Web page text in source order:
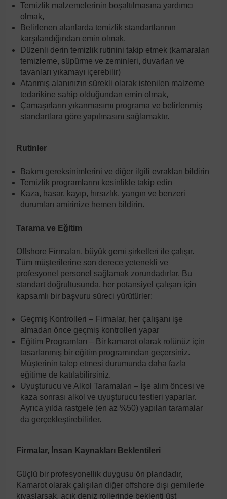
Temizlik malzemelerinin boşaltılmasına yardımcı
olmak,
Belirlenen alanlarda temizlik standartlarının
karşılandığından emin olmak.
Düzenli derin temizlik rutinini takip etmek (kamaraları
temizleme, süpürme ve zeminleri, duvarları ve
tavanları yıkamayı içerebilir)
Atanmış alanınızın sürekli olarak istenilen malzeme
tedarikine sahip olduğundan emin olmak,
Çamaşırların yıkanmasımı programa ve belirlenmiş
standartlara göre yapılmasını sağlamaktır.
Rutinler
Bakım gereksinimlerini ve diğer ilgili evrakları bildirin
Temizlik programlarını kesinlikle takip edin
Kaza, hasar, kayıp, hırsızlık, yangın ve benzeri
durumları amirinize hemen bildirin.
Tarama ve Eğitim
Offshore Firmaları, büyük gemi şirketleri ile çalışır.
Tüm müşterilerine son derece yetenekli ve
profesyonel personel sağlamak zorundadırlar. Bu
standart doğrultusunda, her potansiyel çalışan için
kapsamlı bir başvuru süreci yürütürler:
Geçmiş Kontrolleri – Firmalar, her çalışanı işe
almadan önce geçmiş kontrolleri yapar
Eğitim Programları – Bir kamarot olarak rolünüz için
tasarlanmış bir eğitim programından geçersiniz.
Müşterinin talep etmesi durumunda daha fazla
eğitime de katılabilirsiniz.
Uyuşturucu ve Alkol Taramaları – İşe alım öncesi ve
kaza sonrası alkol ve uyuşturucu testleri yaparlar.
Ayrıca yılda rastgele (en az %50) yapılan taramalar
da gerçekleştirebilirler.
Firmalar, İnsan Kaynakları Beklentileri
Güçlü bir profesyonellik duygusu ön plandadır,
Kamarot olarak çalışılan diğer offshore dışı gemilerle
kıyaslarsak, açık deniz rollerinde beklenti üst